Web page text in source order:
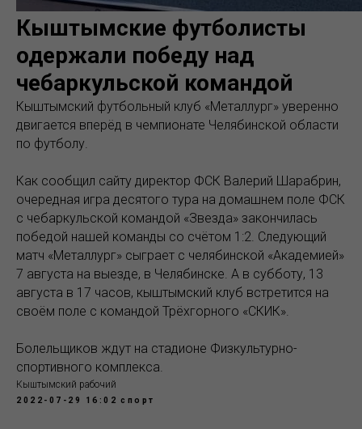
Кыштымские футболисты
одержали победу над
чебаркульской командой
Кыштымский футбольный клуб «Металлург» уверенно
двигается вперёд в чемпионате Челябинской области
по футболу.
Как сообщил сайту директор ФСК Валерий Шарабрин,
очередная игра десятого тура на домашнем поле ФСК
с чебаркульской командой «Звезда» закончилась
победой нашей команды со счётом 1:2. Следующий
матч «Металлург» сыграет с челябинской «Академией»
7 августа на выезде, в Челябинске. А в субботу, 13
августа в 17 часов, кыштымский клуб встретится на
своём поле с командой Трёхгорного «СКИК».
Болельщиков ждут на стадионе Физкультурно-
спортивного комплекса.
Кыштымский рабочий
2022-07-29 16:02 спорт